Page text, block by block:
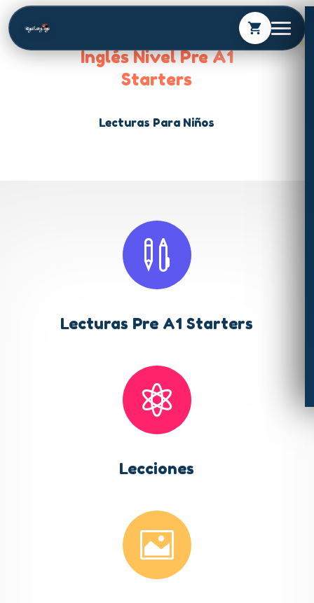
shopping_cart
Inglés Nivel Pre A1
Starters
Lecturas Para Niños

Lecturas Pre A1 Starters

Lecciones
